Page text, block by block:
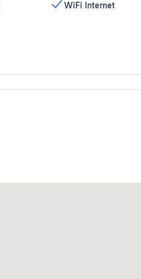
WiFi Internet